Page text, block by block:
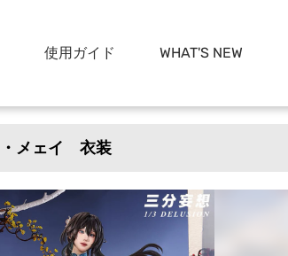
使用ガイド WHAT'S NEW
メェイ 衣装